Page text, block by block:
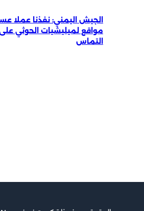
الجيش اليمني: نفذنا عملا
مواقع لميليشيات الحوثي
التماس